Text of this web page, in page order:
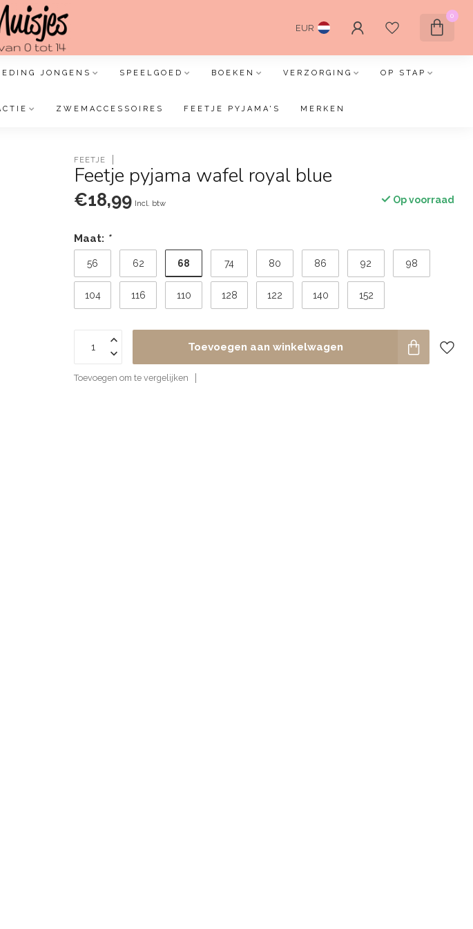
EUR
0
JONGENS SPEELGOED BOEKEN VERZORGING OP STAP
ZWEMACCESSOIRES FEETJE PYJAMA'S MERKEN
FEETJE
Feetje pyjama wafel royal blue
€18,99 Incl. btw Op voorraad
Maat: *
56 62 68 74 80 86 92 98
104 116 110 128 122 140 152
Toevoegen aan winkelwagen
Toevoegen om te vergelijken